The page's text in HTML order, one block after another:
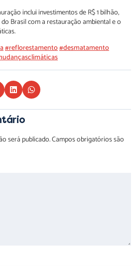
inclui investimentos de R$ 1 bilhão,
Brasil com a restauração ambiental e o
#reflorestamento#desmatamento
será publicado.Campos obrigatórios são